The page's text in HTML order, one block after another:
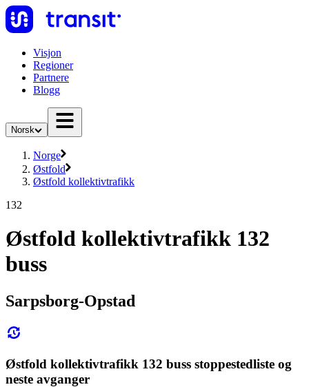
Visjon
Regioner
Partnere
Blogg
Norsk
Norge
Østfold
Østfold kollektivtrafikk
132
Østfold kollektivtrafikk 132
buss
Sarpsborg-Opstad
Østfold kollektivtrafikk 132 buss stoppestedliste og
neste avganger